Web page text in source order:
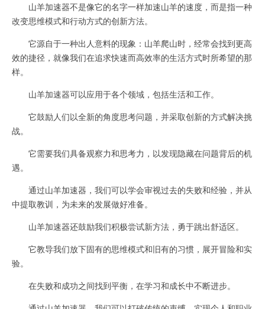
山羊加速器不是像它的名字一样加速山羊的速度，而是指一种
改变思维模式和行动方式的创新方法。
它源自于一种出人意料的现象：山羊爬山时，经常会找到更高
效的捷径，就像我们在追求快速而高效率的生活方式时所希望的那
样。
山羊加速器可以应用于各个领域，包括生活和工作。
它鼓励人们以全新的角度思考问题，并采取创新的方式解决挑
战。
它需要我们具备观察力和思考力，以发现隐藏在问题背后的机
遇。
通过山羊加速器，我们可以学会审视过去的失败和经验，并从
中提取教训，为未来的发展做好准备。
山羊加速器还鼓励我们积极尝试新方法，勇于跳出舒适区。
它教导我们放下固有的思维模式和旧有的习惯，展开冒险和实
验。
在失败和成功之间找到平衡，在学习和成长中不断进步。